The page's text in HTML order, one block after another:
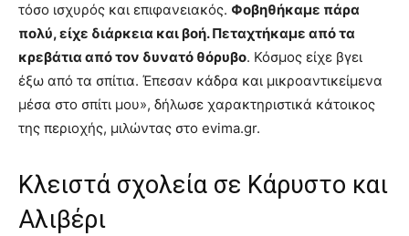
τόσο ισχυρός και επιφανειακός. Φοβηθήκαμε πάρα
πολύ, είχε διάρκεια και βοή. Πεταχτήκαμε από τα
κρεβάτια από τον δυνατό θόρυβο. Κόσμος είχε βγει
έξω από τα σπίτια. Έπεσαν κάδρα και μικροαντικείμενα
μέσα στο σπίτι μου», δήλωσε χαρακτηριστικά κάτοικος
της περιοχής, μιλώντας στο evima.gr.
Κλειστά σχολεία σε Κάρυστο και
Αλιβέρι